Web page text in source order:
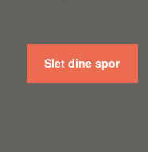
Slet dine spor